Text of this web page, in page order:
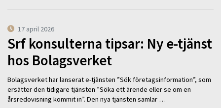
17 april 2026
Srf konsulterna tipsar: Ny e-tjänst
hos Bolagsverket
Bolagsverket har lanserat e-tjänsten ”Sök företagsinformation”, som
ersätter den tidigare tjänsten ”Söka ett ärende eller se om en
årsredovisning kommit in”. Den nya tjänsten samlar …